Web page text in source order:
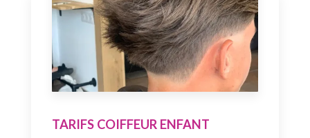
TARIFS COIFFEUR ENFANT